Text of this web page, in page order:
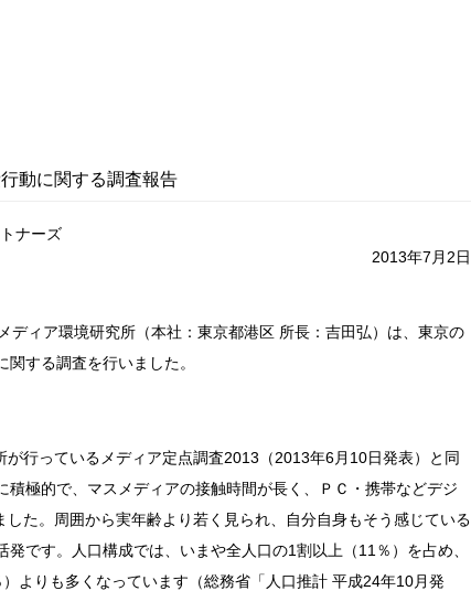
動に関する調査報告
ナーズ
2013年7月2日
ディア環境研究所（本社：東京都港区 所長：吉田弘）は、東京の
する調査を行いました。
が行っているメディア定点調査2013（2013年6月10日発表）と同
積極的で、マスメディアの接触時間が長く、ＰＣ・携帯などデジ
た。周囲から実年齢より若く見られ、自分自身もそう感じている
です。人口構成では、いまや全人口の1割以上（11％）を占め、
よりも多くなっています（総務省「人口推計 平成24年10月発